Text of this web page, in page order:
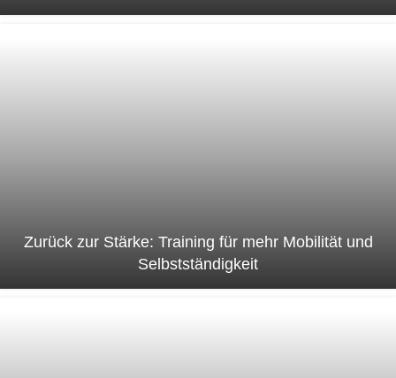
Zurück zur Stärke: Training für mehr Mobilität und
Selbstständigkeit